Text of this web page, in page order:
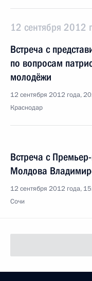
12 сентября 2012
Встреча с
по вопросам
молодёжи
12 сентября 2012 года,
Краснодар
Встреча с
Молдова
12 сентября 2012 года,
Сочи